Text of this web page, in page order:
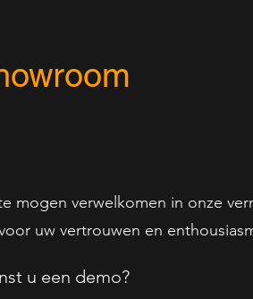
mogen verwelkomen in onze
uw vertrouwen en
u een demo?